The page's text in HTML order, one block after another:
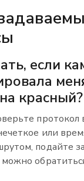
если
красный?
протокол
или
подайте